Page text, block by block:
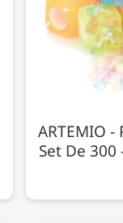
ARTEMIO
Set De 300